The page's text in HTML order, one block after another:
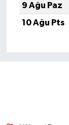
9 Ağu Paz
10 Ağu Pts